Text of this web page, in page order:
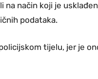
način koji je
podataka.
tijelu, jer je